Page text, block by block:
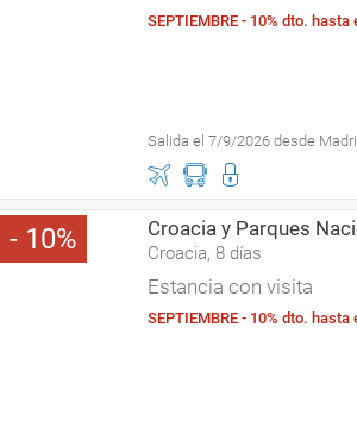
SEPTIEMBRE - 10% dto. hasta
Salida el 7/9/2026 desde
10 Croacia y Parques
Croacia, 8 días
Estancia con visita
SEPTIEMBRE - 10% dto. hasta